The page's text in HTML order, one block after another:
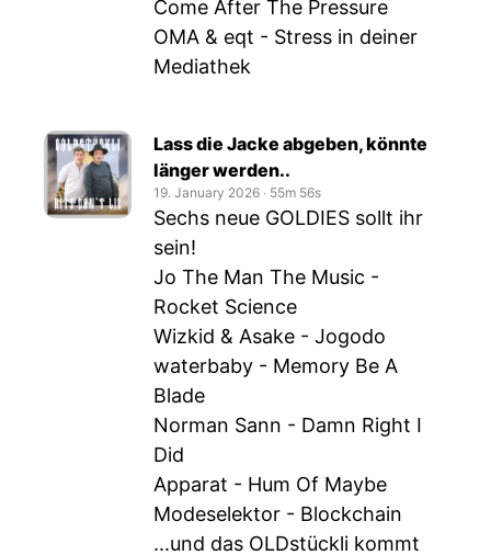
Come After The Pressure
OMA & eqt - Stress in deiner
Mediathek
Lass die Jacke abgeben, könnte
länger werden..
19. January 2026 ‧ 55m 56s
Sechs neue GOLDIES sollt ihr
sein!
Jo The Man The Music -
Rocket Science
Wizkid & Asake - Jogodo
waterbaby - Memory Be A
Blade
Norman Sann - Damn Right I
Did
Apparat - Hum Of Maybe
Modeselektor - Blockchain
...und das OLDstückli kommt